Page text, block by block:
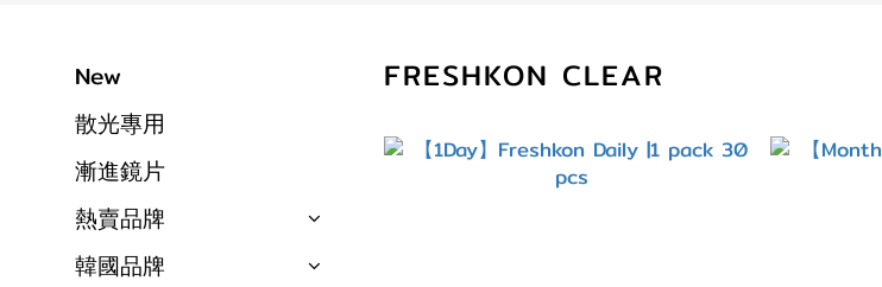
New
散光專用
漸進鏡片
熱賣品牌
韓國品牌
FRESHKON CLEAR